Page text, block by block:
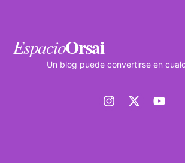
EspacioOrsai
Un blog puede convertirse en